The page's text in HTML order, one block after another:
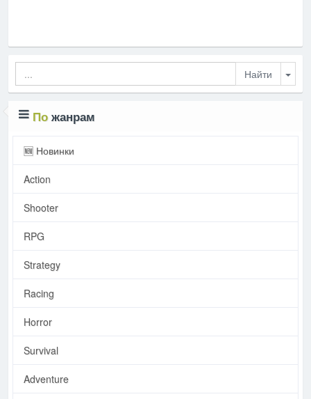
По жанрам
🆕 Новинки
Action
Shooter
RPG
Strategy
Racing
Horror
Survival
Adventure